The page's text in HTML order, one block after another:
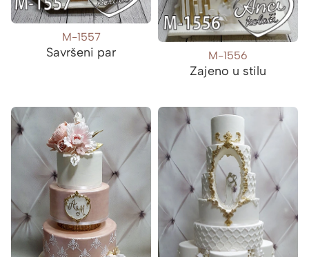
M-1557
Savršeni par M-1556
Zajeno u stilu